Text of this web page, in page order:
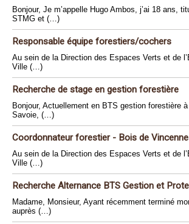
Bonjour, Je m’appelle Hugo Ambos, j’ai 18 ans,
STMG et (…)
Responsable équipe forestiers/cochers
Au sein de la Direction des Espaces Verts et de
Ville (…)
Recherche de stage en gestion forestière
Bonjour, Actuellement en BTS gestion forestière
Savoie, (…)
Coordonnateur forestier - Bois de
Au sein de la Direction des Espaces Verts et de
Ville (…)
Recherche Alternance BTS Gestion et
Madame, Monsieur, Ayant récemment terminé
auprès (…)